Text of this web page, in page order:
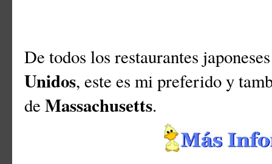
De todos los restaurantes
Unidos, este es mi preferido y
de Massachusetts.